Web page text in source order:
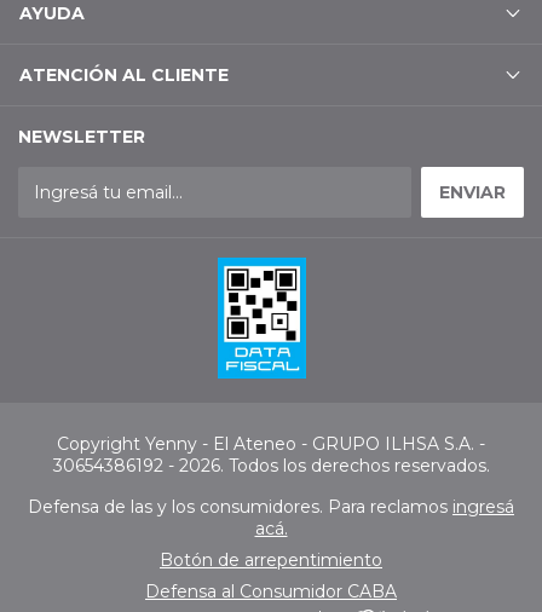
AYUDA
ATENCIÓN AL CLIENTE
NEWSLETTER
Copyright Yenny - El Ateneo - GRUPO ILHSA S.A. -
30654386192 - 2026. Todos los derechos reservados.
Defensa de las y los consumidores. Para reclamos ingresá
acá.
Botón de arrepentimiento
Defensa al Consumidor CABA